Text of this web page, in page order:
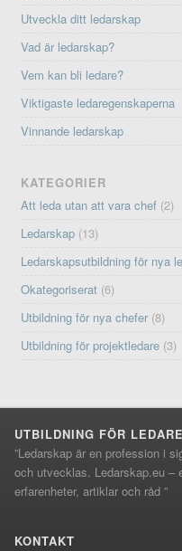
Utveckla ditt ledarskap
Vad är ledarskap?
Vem kan bli ledare?
Viktigaste ledaregenskaperna
Vinnande ledarskap
KATEGORIER
Att leda utan att vara chef (2)
Ledarskap (13)
Ledarskapsutbildning för nya
Okategoriserat (6)
Utbildning för nya chefer (8)
Utbildning för projektledare (3)
UTBILDNING FÖR LEDARE
”Ledarskap är en profession i
och utvecklas. Ledarskap.eu –
erfarenheter, artiklar och råd ”
KONTAKT